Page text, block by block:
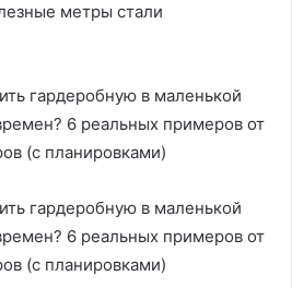
метры стали